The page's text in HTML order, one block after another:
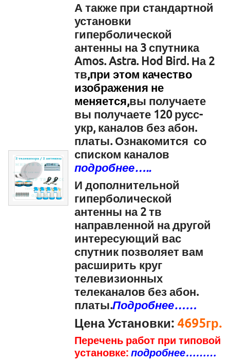
А также при стандартной
установки
гиперболической
антенны на 3 спутника
Amos. Astra. Hod Bird. На 2
тв,при этом качество
изображения не
меняется,вы получаете
вы получаете 120 русс-
укр, каналов без абон.
платы. Ознакомится со
списком каналов
подробнее…..
И дополнительной
гиперболической
антенны на 2 тв
направленной на другой
интересующий вас
спутник позволяет вам
расширить круг
телевизионных
телеканалов без абон.
платы.Подробнее……
Цена Установки: 4695гр.
Перечень работ при типовой
установке: подробнее………